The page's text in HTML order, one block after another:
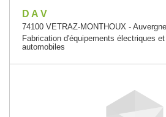
D A V
74100 VETRAZ-MONTHOUX -
Fabrication d'équipements électriques
automobiles